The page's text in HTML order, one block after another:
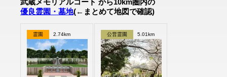
武蔵メモリアルコート から10km圏内の
優良霊園・墓地(←まとめて地図で確認)
霊園 2.74km 公営霊園 5.01km